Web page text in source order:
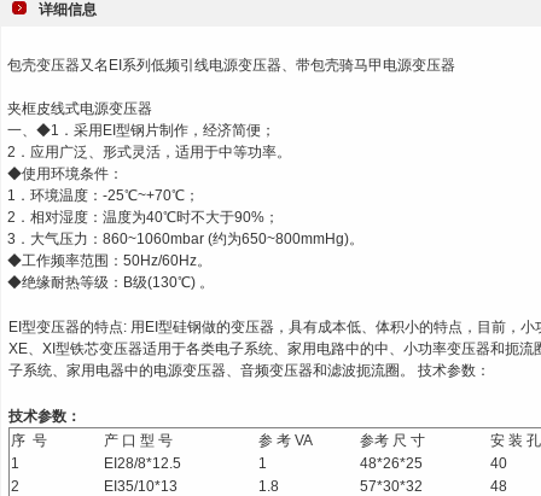
详细信息
包壳变压器又名EI系列低频引线电源变压器、带包壳骑马甲电源变压器
夹框皮线式电源变压器
一、◆1．采用EI型钢片制作，经济简便；
2．应用广泛、形式灵活，适用于中等功率。
◆使用环境条件：
1．环境温度：-25℃~+70℃；
2．相对湿度：温度为40℃时不大于90%；
3．大气压力：860~1060mbar (约为650~800mmHg)。
◆工作频率范围：50Hz/60Hz。
◆绝缘耐热等级：B级(130℃) 。
EI型变压器的特点: 用EI型硅钢做的变压器，具有成本低、体积小的特点，目前，
XE、XI型铁芯变压器适用于各类电子系统、家用电路中的中、小功率变压器和扼
子系统、家用电器中的电源变压器、音频变压器和滤波扼流圈。 技术参数：
技术参数：
序 号
产 口 型 号 参 考 VA 参考 尺 寸
安 装
1
EI28/8*12.5 1 48*26*25
40
2
EI35/10*13 1.8 57*30*32
48